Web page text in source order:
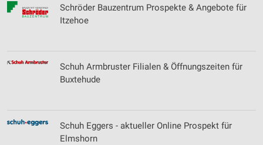
Schröder Bauzentrum Prospekte & Angebote für
Itzehoe
Schuh Armbruster Filialen & Öffnungszeiten für
Buxtehude
Schuh Eggers - aktueller Online Prospekt für
Elmshorn